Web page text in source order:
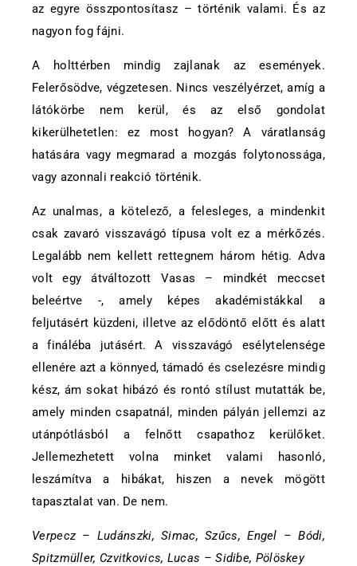
az egyre összpontosítasz – történik valami. És az
nagyon fog fájni.
A holttérben mindig zajlanak az események.
Felerősödve, végzetesen. Nincs veszélyérzet, amíg a
látókörbe nem kerül, és az első gondolat
kikerülhetetlen: ez most hogyan? A váratlanság
hatására vagy megmarad a mozgás folytonossága,
vagy azonnali reakció történik.
Az unalmas, a kötelező, a felesleges, a mindenkit
csak zavaró visszavágó típusa volt ez a mérkőzés.
Legalább nem kellett rettegnem három hétig. Adva
volt egy átváltozott Vasas – mindkét meccset
beleértve -, amely képes akadémistákkal a
feljutásért küzdeni, illetve az elődöntő előtt és alatt
a fináléba jutásért. A visszavágó esélytelensége
ellenére azt a könnyed, támadó és cselezésre mindig
kész, ám sokat hibázó és rontó stílust mutatták be,
amely minden csapatnál, minden pályán jellemzi az
utánpótlásból a felnőtt csapathoz kerülőket.
Jellemezhetett volna minket valami hasonló,
leszámítva a hibákat, hiszen a nevek mögött
tapasztalat van. De nem.
Verpecz – Ludánszki, Simac, Szűcs, Engel – Bódi,
Spitzmüller, Czvitkovics, Lucas – Sidibe, Pölöskey